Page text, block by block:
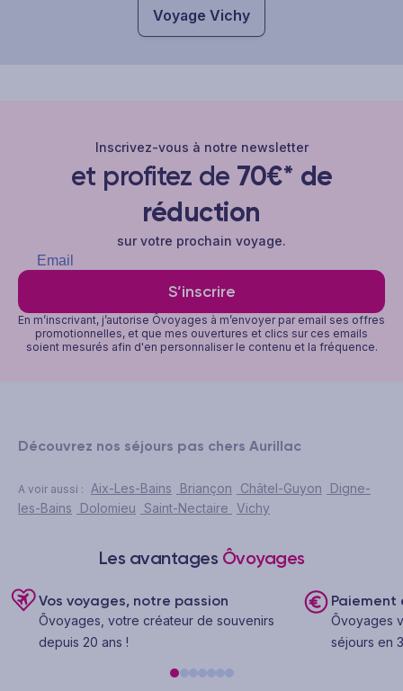
Voyage Vichy
Inscrivez-vous à notre newsletter
et profitez de 70€* de
réduction
sur votre prochain voyage.
S’inscrire
En m’inscrivant, j’autorise Ôvoyages à m’envoyer par email ses offres
promotionnelles, et que mes ouvertures et clics sur ces emails
soient mesurés afin d'en personnaliser le contenu et la fréquence.
Découvrez nos séjours pas chers Aurillac
A voir aussi : Aix-Les-Bains Briançon Châtel-Guyon
Digne-
les-Bains
Dolomieu Saint-Nectaire Vichy
Les avantages Ôvoyages
Vos voyages, notre passion
Ôvoyages, votre créateur de souvenirs
depuis 20 ans !
Paiement
Ôvoyages
séjours en